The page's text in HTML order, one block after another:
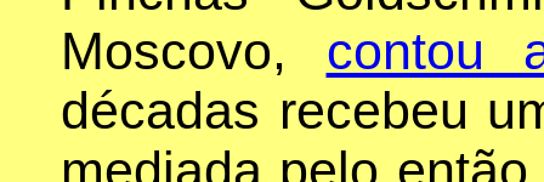
Moscovo, contou
décadas recebeu
mediada pelo